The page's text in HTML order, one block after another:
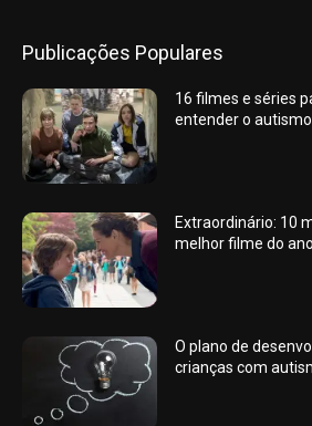
Publicações Populares
16 filmes e séries
entender o autismo
Extraordinário: 10
melhor filme do ano
O plano de
crianças com